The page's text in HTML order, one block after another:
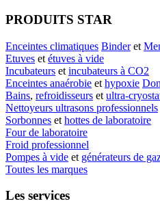
PRODUITS STAR
Enceintes climatiques Binderet
Etuves et étuves à vide
Incubateurs et incubateurs à CO2
Enceintes anaérobie et hypoxie
Bains, refroidisseurs et ultra-
Nettoyeurs ultrasons professionnels
Sorbonnes et hottes de laboratoire
Four de laboratoire
Froid professionnel
Pompes à vide et générateurs de
Toutes les marques
Les services